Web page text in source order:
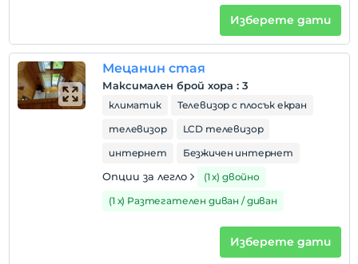
Maşukiye Trout Facilities, ATV, зона за скачане,
разходка и 3 минути до места като пазар,
зарзаватчия, месар. е на пешеходно разстояние.
Покажи на
картата
Правила на хотела
Изберете дати
Мецанин стая
Максимален брой хора : 3
климатик
Телевизор с плосък екран
телевизор
LCD телевизор
интернет
Безжичен интернет
Опции за легло
(1 х) двойно
(1 х) Разтегателен диван / диван
Изберете дати